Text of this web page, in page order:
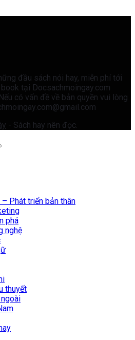
đầu sách nói hay, miễn phí tới
tại Docsachmoingay.com
có vấn đề về bản quyền vui lòng
- Sách hay nên đọc.
Phát triển bản thân
phá
nghệ
thuyết